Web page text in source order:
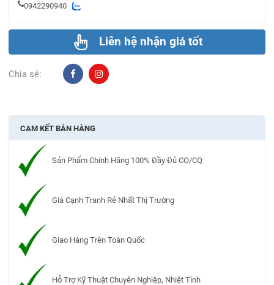
0942290940
Liên hệ nhận giá tốt
Chia sẻ:
CAM KẾT BÁN HÀNG
Sản Phẩm Chính Hãng 100% Đầy Đủ CO/CQ
Giá Cạnh Tranh Rẻ Nhất Thị Trường
Giao Hàng Trên Toàn Quốc
Hỗ Trợ Kỹ Thuật Chuyên Nghiệp, Nhiệt Tình